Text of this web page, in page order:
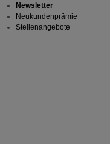
Newsletter
Neukundenprämie
Stellenangebote